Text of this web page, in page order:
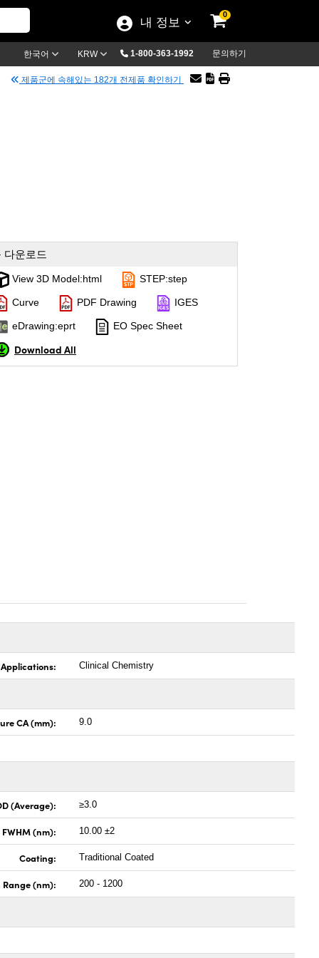
내 정보
0
한국어 KRW 1-800-363-1992 문의하기
제품군에 속해있는 182개 전제품 확인하기
다운로드
View 3D Model:html STEP:step
Curve PDF Drawing IGES
eDrawing:eprt EO Spec Sheet
Download All
Clinical Chemistry
CA (mm): 9.0
(Average): ≥3.0
(nm): 10.00 ±2
Coating: Traditional Coated
(nm): 200 - 1200